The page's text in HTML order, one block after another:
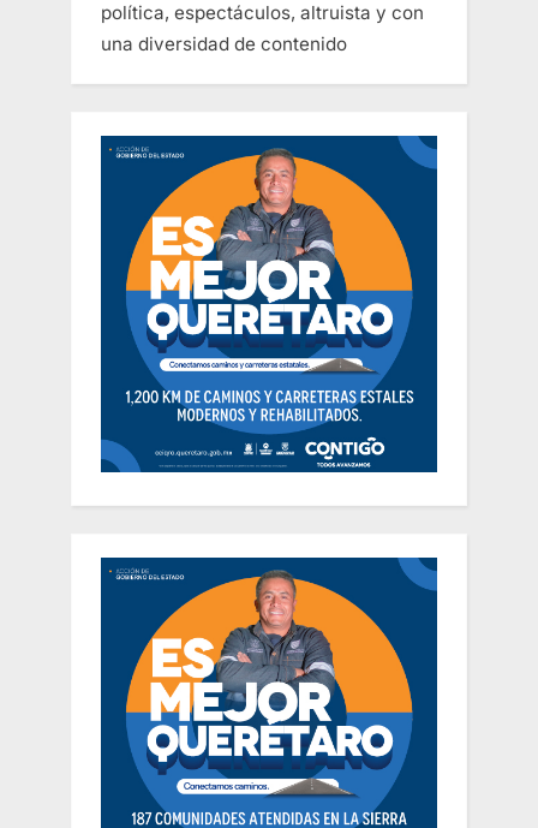
política, espectáculos, altruista y con
una diversidad de contenido